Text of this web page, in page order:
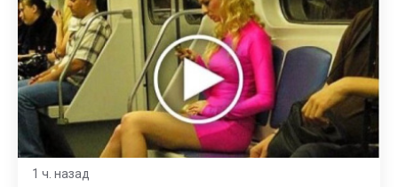
1 ч. назад